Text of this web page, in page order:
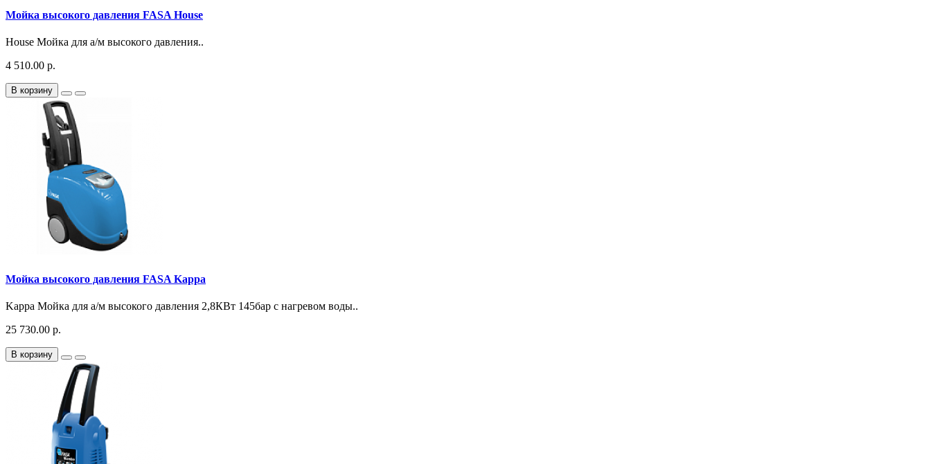
Мойка высокого давления FASA House
House Мойка для а/м высокого давления..
4 510.00 р.
В корзину
Мойка высокого давления FASA Kappa
Kappa Мойка для а/м высокого давления 2,8КВт 145бар с нагревом воды..
25 730.00 р.
В корзину